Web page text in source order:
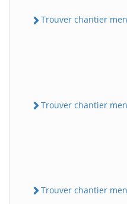
Trouver chantier
Trouver chantier
Trouver chantier